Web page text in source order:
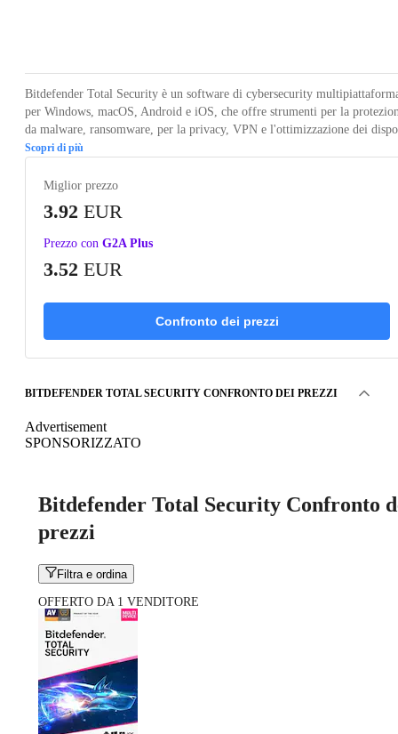
Bitdefender Total Security è un software di cybersecurity
per Windows, macOS, Android e iOS, che offre strumenti per la
da malware, ransomware, per la privacy, VPN e l'ottimizzazione dei
Scopri di più
Miglior prezzo
3.92 EUR
Prezzo con G2A Plus
3.52 EUR
Confronto dei prezzi
BITDEFENDER TOTAL SECURITY CONFRONTO DEI PREZZI
Advertisement
SPONSORIZZATO
Bitdefender Total Security Confronto
prezzi
Filtra e ordina
OFFERTO DA 1 VENDITORE